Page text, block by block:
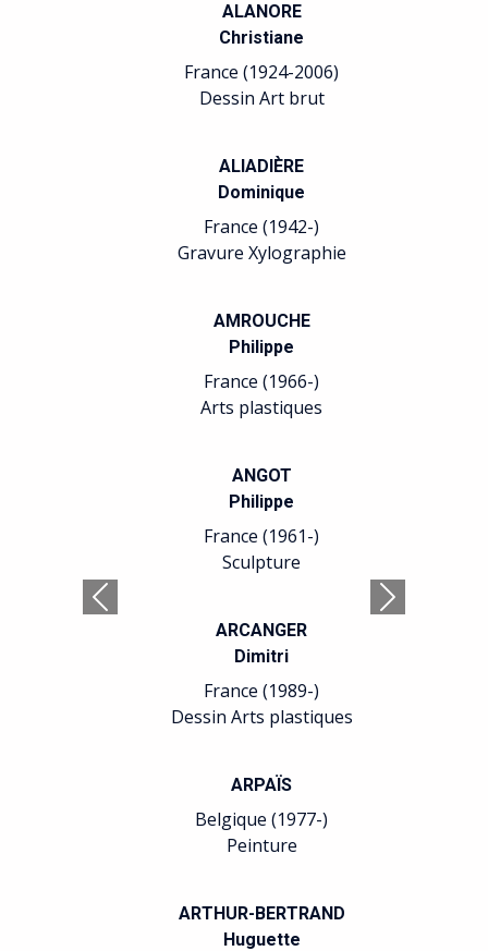
ALANORE
Christiane
France (1924-2006)
Dessin Art brut
ALIADIÈRE
Dominique
France (1942-)
Gravure Xylographie
AMROUCHE
Philippe
France (1966-)
Arts plastiques
ANGOT
Philippe
France (1961-)
Sculpture
ARCANGER
Dimitri
France (1989-)
Dessin Arts plastiques
ARPAÏS
Belgique (1977-)
Peinture
ARTHUR-BERTRAND
Huguette